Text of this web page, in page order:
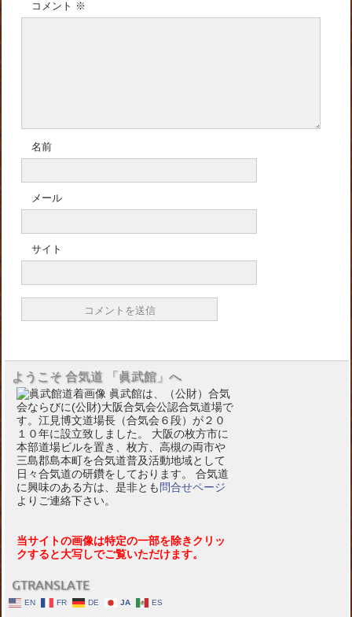
コメント ※
名前
メール
サイト
ようこそ 合気道 「眞武館」へ
眞武館は、（公財）合気
会ならびに(公財)大阪合気会公認合気道場で
す。江見博文道場長（合気会６段）が２０
１０年に設立致しました。 大阪の枚方市に
本部道場ビルを置き、枚方、高槻の両市や
三島郡島本町を合気道普及活動地域として
日々合気道の研鑽をしております。 合気道
に興味のある方は、是非とも 問合せページ
よりご連絡下さい。
当サイトの画像は特定の一部を除きクリッ
クすると大写しでご覧いただけます。
GTRANSLATE
EN FR DE JA ES